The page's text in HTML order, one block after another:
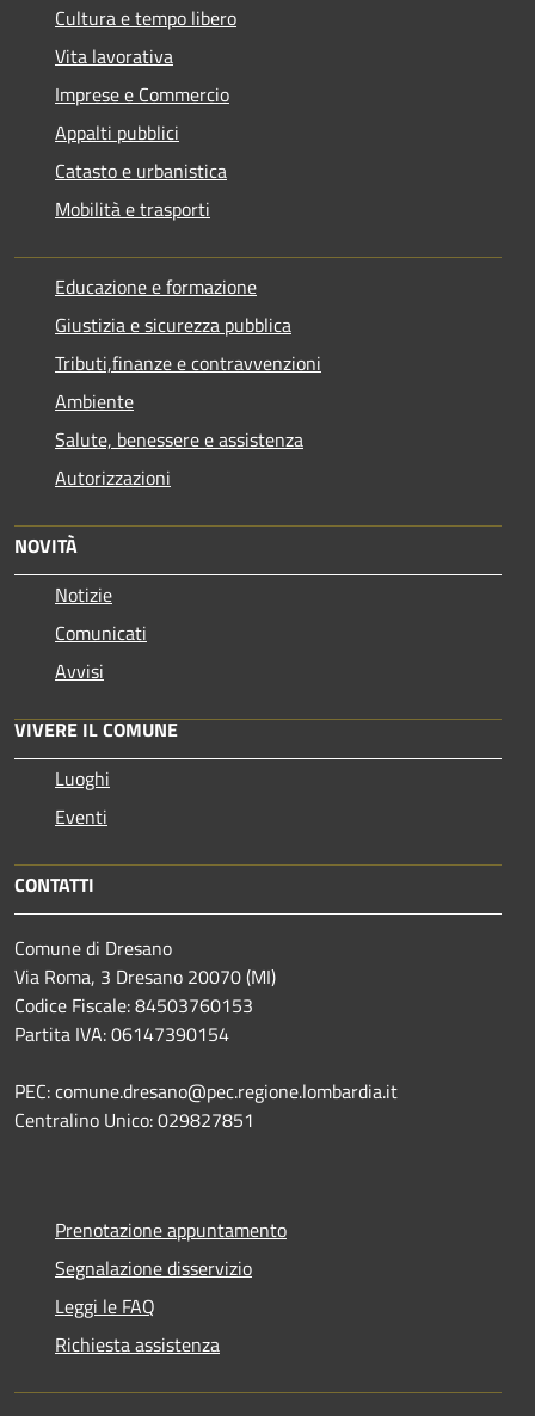
Cultura e tempo libero
Vita lavorativa
Imprese e Commercio
Appalti pubblici
Catasto e urbanistica
Mobilità e trasporti
Educazione e formazione
Giustizia e sicurezza pubblica
Tributi,finanze e contravvenzioni
Ambiente
Salute, benessere e assistenza
Autorizzazioni
NOVITÀ
Notizie
Comunicati
Avvisi
VIVERE IL COMUNE
Luoghi
Eventi
CONTATTI
Comune di Dresano
Via Roma, 3 Dresano 20070 (MI)
Codice Fiscale: 84503760153
Partita IVA: 06147390154
PEC: comune.dresano@pec.regione.lombardia.it
Centralino Unico: 029827851
Prenotazione appuntamento
Segnalazione disservizio
Leggi le FAQ
Richiesta assistenza